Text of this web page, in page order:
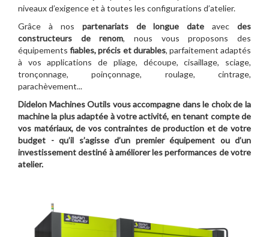
niveaux d’exigence et à toutes les configurations d’atelier.
Grâce à nos partenariats de longue dateavec des
constructeurs de renom, nous vous proposons des
équipementsfiables, précis et durables, parfaitement adaptés
à vos applications de pliage, découpe, cisaillage, sciage,
tronçonnage, poinçonnage, roulage, cintrage,
parachèvement...
Didelon Machines Outils vous accompagne dans le choix de la
machine la plus adaptée à votre activité, en tenant compte de
vos matériaux, de vos contraintes de production et de votre
budget - qu’il s’agisse d’un premier équipement ou d’un
investissement destiné à améliorer les performances de votre
atelier.